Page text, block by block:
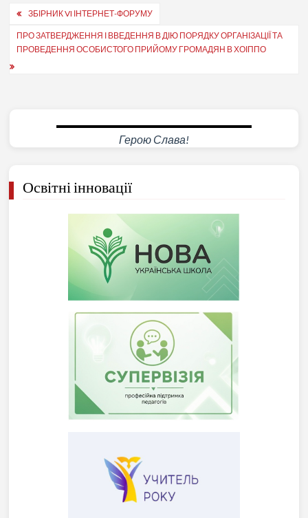
Навігація
записів
ЗБІРНИК VI ІНТЕРНЕТ-ФОРУМУ
ПРО ЗАТВЕРДЖЕННЯ І ВВЕДЕННЯ В ДІЮ ПОРЯДКУ ОРГАНІЗАЦІЇ ТА
ПРОВЕДЕННЯ ОСОБИСТОГО ПРИЙОМУ ГРОМАДЯН В ХОІППО
Герою Слава!
Освітні інновації